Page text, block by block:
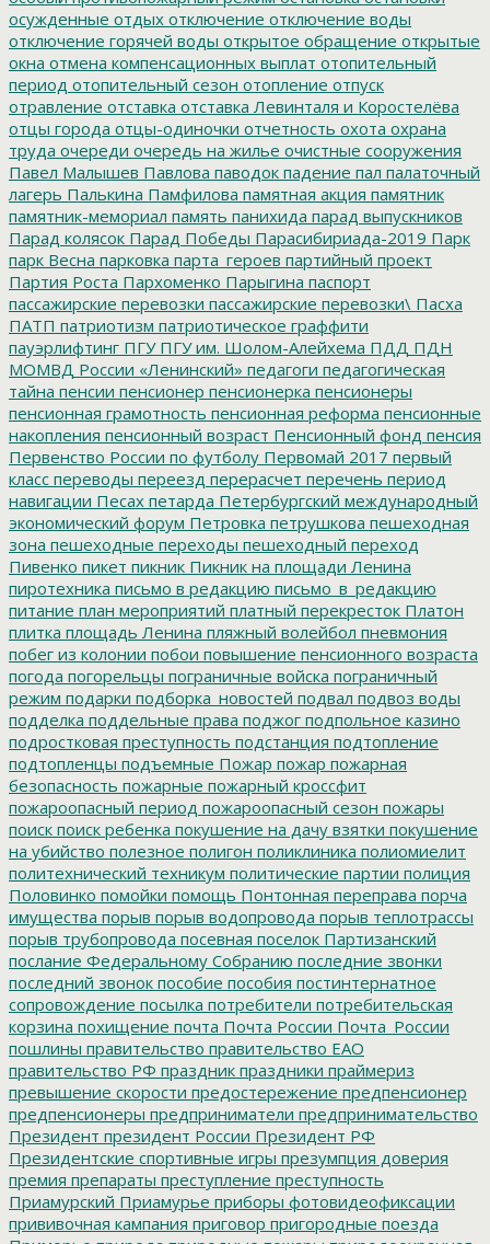
осужденные отдых отключение отключение воды
отключение горячей воды открытое обращение открытые
окна отмена компенсационных выплат отопительный
период отопительный сезон отопление отпуск
отравление отставка отставка Левинталя и Коростелёва
отцы города отцы-одиночки отчетность охота охрана
труда очереди очередь на жилье очистные сооружения
Павел Малышев Павлова паводок падение пал палаточный
лагерь Палькина Памфилова памятная акция памятник
памятник-мемориал память панихида парад выпускников
Парад колясок Парад Победы Парасибириада-2019 Парк
парк Весна парковка парта_героев партийный проект
Партия Роста Пархоменко Парыгина паспорт
пассажирские перевозки пассажирские перевозки\ Пасха
ПАТП патриотизм патриотическое граффити
пауэрлифтинг ПГУПГУ им. Шолом-Алейхема ПДД ПДН
МОМВД России «Ленинский» педагоги педагогическая
тайна пенсии пенсионер пенсионерка пенсионеры
пенсионная грамотность пенсионная реформа пенсионные
накопления пенсионный возраст Пенсионный фонд пенсия
Первенство России по футболу Первомай 2017 первый
класс переводы переезд перерасчет перечень период
навигации Песах петарда Петербургский международный
экономический форум Петровка петрушкова пешеходная
зона пешеходные переходы пешеходный переход
Пивенко пикет пикник Пикник на площади Ленина
пиротехника письмо в редакцию письмо_в_редакцию
питание план мероприятий платный перекресток Платон
плитка площадь Ленина пляжный волейбол пневмония
побег из колонии побои повышение пенсионного возраста
погода погорельцы пограничные войска пограничный
режим подарки подборка_новостей подвал подвоз воды
подделка поддельные права поджог подпольное казино
подростковая преступность подстанция подтопление
подтопленцы подъемные Пожар пожар пожарная
безопасность пожарные пожарный кроссфит
пожароопасный период пожароопасный сезон пожары
поиск поиск ребенка покушение на дачу взятки покушение
на убийство полезное полигон поликлиника полиомиелит
политехнический техникум политические партии полиция
Половинко помойки помощь Понтонная переправа порча
имущества порыв порыв водопровода порыв теплотрассы
порыв трубопровода посевная поселок Партизанский
послание Федеральному Собранию последние звонки
последний звонок пособие пособия постинтернатное
сопровождение посылка потребители потребительская
корзина похищение почта Почта России Почта_России
пошлины правительство правительство ЕАО
правительство РФ праздник праздники праймериз
превышение скорости предостережение предпенсионер
предпенсионеры предприниматели предпринимательство
Президент президент России Президент РФ
Президентские спортивные игры презумпция доверия
премия препараты преступление преступность
Приамурский Приамурье приборы фотовидеофиксации
прививочная кампания приговор пригородные поезда